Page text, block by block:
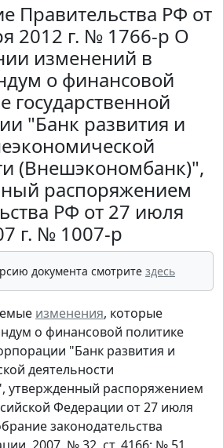
Правительства РФ от
2012 г. № 1766-р О
изменений в
о финансовой
государственной
"Банк развития и
(Внешэкономбанк)",
распоряжением
РФ от 27 июля
г. № 1007-р
документа смотрите здесь
изменения, которые
о финансовой политике
"Банк развития и
деятельности
утвержденный распоряжением
Федерации от 27 июля
законодательства